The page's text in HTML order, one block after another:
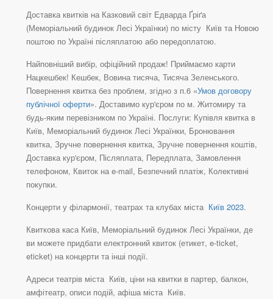
Доставка квитків на Казковий світ Едварда Ґріґа
(Меморіальний будинок Лесі Українки) по місту Київ та Новою
поштою по Україні післяплатою або передоплатою.
Найповніший вибір, офіційний продаж! Приймаємо карти
Нацкешбек! Кешбек, Вовина тисяча, Тисяча Зеленського.
Повернення квитка без проблем, згідно з п.6 «Умов договору
публічної оферти». Доставимо кур'єром по м. Житомиру та
будь-яким перевізником по Україні. Послуги: Купівля квитка в
Київ, Меморіальний будинок Лесі Українки, Бронювання
квитка, Зручне повернення квитка, Зручне повернення коштів,
Доставка кур'єром, Післяплата, Передплата, Замовлення
телефоном, Квиток на e-mail, Безпечний платіж, Колективні
покупки.
Концерти у філармонії, театрах та клубах міста Київ 2023.
Квиткова каса Київ, Меморіальний будинок Лесі Українки, де
ви можете придбати електронний квиток (етикет, e-ticket,
eticket) на концерти та інші події.
Адреси театрів міста Київ, ціни на квитки в партер, балкон,
амфітеатр, описи подій, афіша міста Київ.